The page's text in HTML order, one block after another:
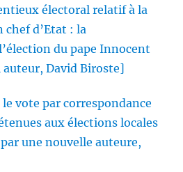
électoral relatif à la
chef d’Etat : la
du pape Innocent
David Biroste]
vote par correspondance
aux élections locales
une nouvelle auteure,